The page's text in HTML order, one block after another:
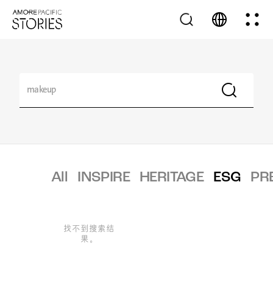
All INSPIRE HERITAGE ESG
找不到搜索结
果。